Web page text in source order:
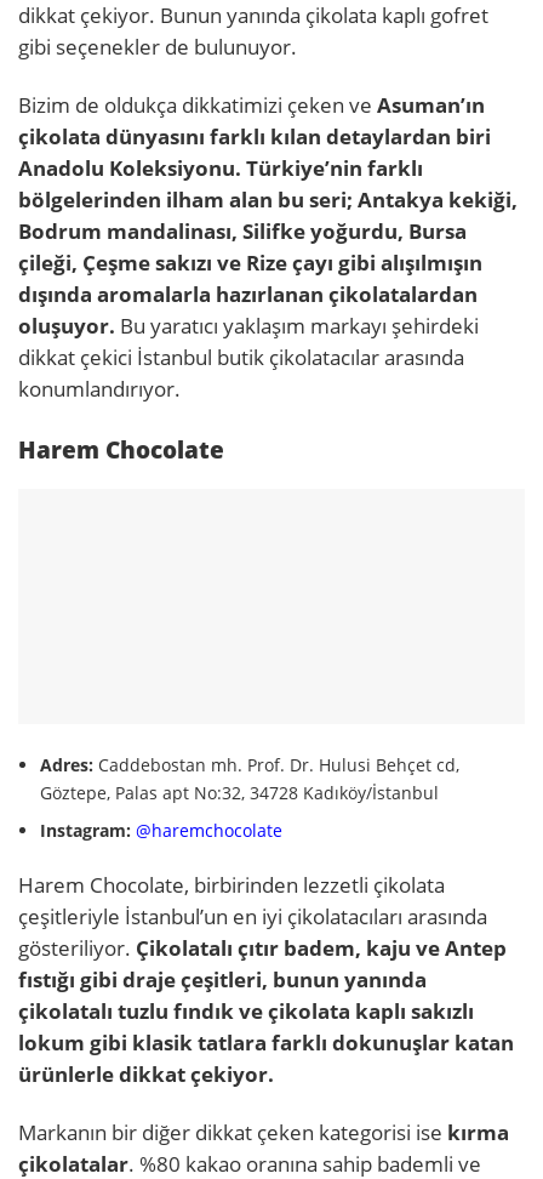
dikkat çekiyor. Bunun yanında çikolata kaplı gofret
gibi seçenekler de bulunuyor.
Bizim de oldukça dikkatimizi çeken ve Asuman’ın
çikolata dünyasını farklı kılan detaylardan biri
Anadolu Koleksiyonu. Türkiye’nin farklı
bölgelerinden ilham alan bu seri; Antakya kekiği,
Bodrum mandalinası, Silifke yoğurdu, Bursa
çileği, Çeşme sakızı ve Rize çayı gibi alışılmışın
dışında aromalarla hazırlanan çikolatalardan
oluşuyor. Bu yaratıcı yaklaşım markayı şehirdeki
dikkat çekici İstanbul butik çikolatacılar arasında
konumlandırıyor.
Harem Chocolate
Adres: Caddebostan mh. Prof. Dr. Hulusi Behçet cd,
Göztepe, Palas apt No:32, 34728 Kadıköy/İstanbul
Instagram:@haremchocolate
Harem Chocolate, birbirinden lezzetli çikolata
çeşitleriyle İstanbul’un en iyi çikolatacıları arasında
gösteriliyor. Çikolatalı çıtır badem, kaju ve Antep
fıstığı gibi draje çeşitleri, bunun yanında
çikolatalı tuzlu fındık ve çikolata kaplı sakızlı
lokum gibi klasik tatlara farklı dokunuşlar katan
ürünlerle dikkat çekiyor.
Markanın bir diğer dikkat çeken kategorisi ise kırma
çikolatalar. %80 kakao oranına sahip bademli ve